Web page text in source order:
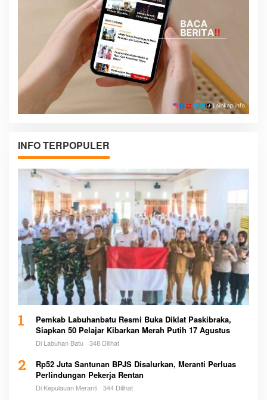
INFO TERPOPULER
1
Pemkab Labuhanbatu Resmi Buka Diklat Paskibraka,
Siapkan 50 Pelajar Kibarkan Merah Putih 17 Agustus
Di Labuhan Batu 348 Dilihat
2
Rp52 Juta Santunan BPJS Disalurkan, Meranti Perluas
Perlindungan Pekerja Rentan
Di Kepulauan Meranti 344 Dilihat